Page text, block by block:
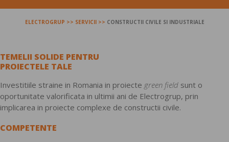
ELECTROGRUP SERVICII CONSTRUCTII CIVILE SI INDUSTRIALE
TEMELII SOLIDE PENTRU
PROIECTELE TALE
Investitiile straine in Romania in proiecte green field sunt o
oportunitate valorificata in ultimii ani de Electrogrup, prin
implicarea in proiecte complexe de constructii civile.
COMPETENTE